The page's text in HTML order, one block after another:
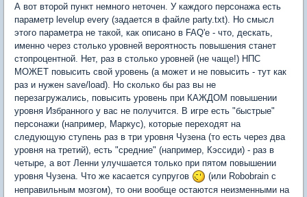
А вот второй пункт немного неточен. У каждого персонажа есть
параметр levelup every (задается в файле party.txt). Но смысл
этого параметра не такой, как описано в FAQ'е - что, дескать,
именно через столько уровней вероятность повышения станет
стопроцентной. Нет, раз в столько уровней (не чаще!) НПС
МОЖЕТ повысить свой уровень (а может и не повысить - тут как
раз и нужен save/load). Но сколько бы раз вы не
перезагружались, повысить уровень при КАЖДОМ повышении
уровня Избранного у вас не получится. В игре есть "быстрые"
персонажи (например, Маркус), которые переходят на
следующую ступень раз в три уровня Чузена (то есть через два
уровня на третий), есть "средние" (например, Кэссиди) - раз в
четыре, а вот Ленни улучшается только при пятом повышении
уровня Чузена. Что же касается супругов
(или Robobrain с
неправильным мозгом), то они вообще остаются неизменными на